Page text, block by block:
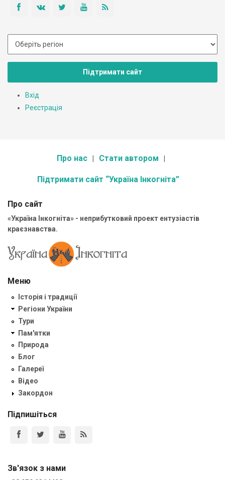
Підтримати сайт
Вхід
Реєстрація
Про нас Стати автором
Підтримати сайт “Україна Інкогніта”
Про сайт
«Україна Інкогніта» - неприбутковий проект ентузіастів
краєзнавства.
Меню
Історія і традиції
Регіони України
Тури
Пам'ятки
Природа
Блог
Галереї
Відео
Закордон
Підпишіться
Зв'язок з нами